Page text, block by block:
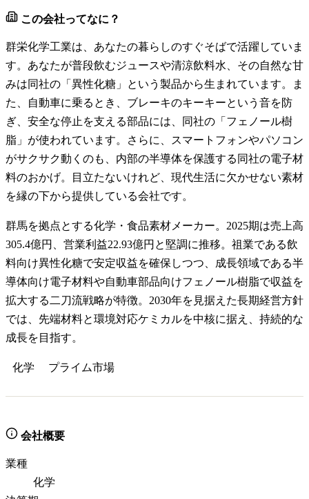
この会社ってなに？
群栄化学工業は、あなたの暮らしのすぐそばで活躍していま
す。あなたが普段飲むジュースや清涼飲料水、その自然な甘
みは同社の「異性化糖」という製品から生まれています。ま
た、自動車に乗るとき、ブレーキのキーキーという音を防
ぎ、安全な停止を支える部品には、同社の「フェノール樹
脂」が使われています。さらに、スマートフォンやパソコン
がサクサク動くのも、内部の半導体を保護する同社の電子材
料のおかげ。目立たないけれど、現代生活に欠かせない素材
を縁の下から提供している会社です。
群馬を拠点とする化学・食品素材メーカー。2025期は売上高
305.4億円、営業利益22.93億円と堅調に推移。祖業である飲
料向け異性化糖で安定収益を確保しつつ、成長領域である半
導体向け電子材料や自動車部品向けフェノール樹脂で収益を
拡大する二刀流戦略が特徴。2030年を見据えた長期経営方針
では、先端材料と環境対応ケミカルを中核に据え、持続的な
成長を目指す。
化学 プライム市場
会社概要
業種
化学